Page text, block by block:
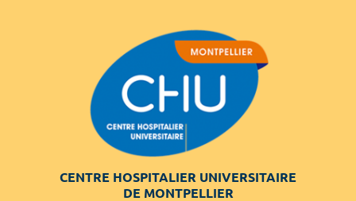
CENTRE HOSPITALIER UNIVERSITAIRE
DE MONTPELLIER